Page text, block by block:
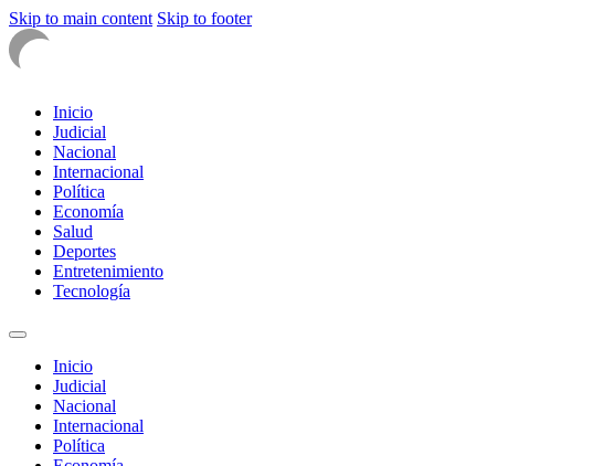
Skip to main content Skip to footer
Inicio
Judicial
Nacional
Internacional
Política
Economía
Salud
Deportes
Entretenimiento
Tecnología
Inicio
Judicial
Nacional
Internacional
Política